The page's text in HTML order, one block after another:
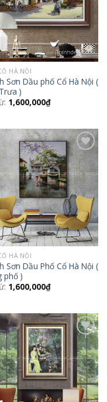
HÀ NỘI
Sơn Dầu phố Cổ Hà Nội (
)
1,600,000₫
Add to
Wishlist
HÀ NỘI
Sơn Dầu Phố Cổ Hà Nội (
phố )
1,600,000₫
Add to
Wishlist